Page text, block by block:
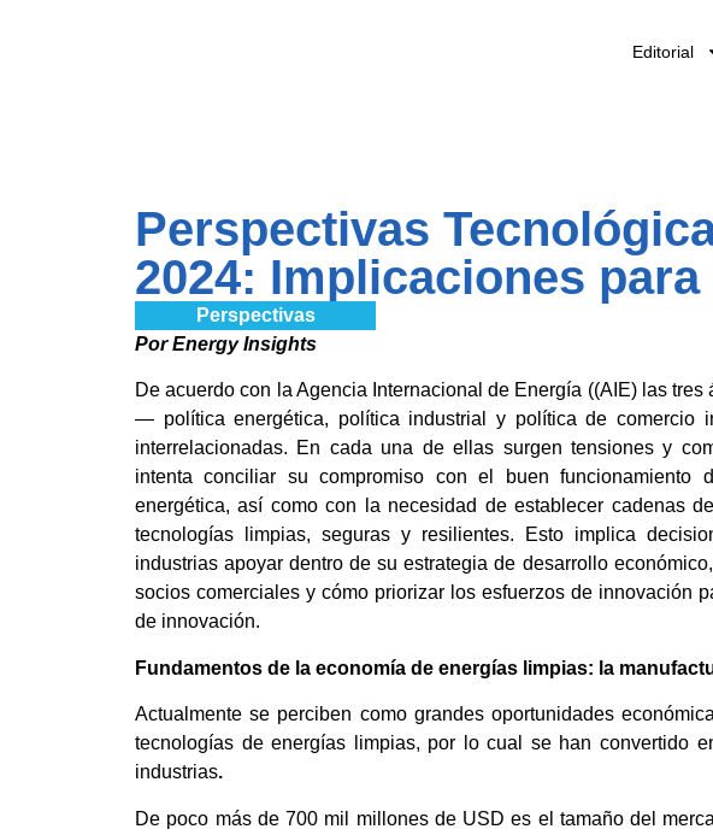
Editorial
Perspectivas
2024: Implicaciones para
Perspectivas
Por Energy Insights
De acuerdo con la Agencia Internacional de Energía ((AIE) las
— política energética, política industrial y política de comercio
interrelacionadas. En cada una de ellas surgen tensiones y
intenta conciliar su compromiso con el buen funcionamiento
energética, así como con la necesidad de establecer cadenas
tecnologías limpias, seguras y resilientes. Esto implica
industrias apoyar dentro de su estrategia de desarrollo
socios comerciales y cómo priorizar los esfuerzos de innovación
de innovación.
Fundamentos de la economía de energías limpias: la
Actualmente se perciben como grandes oportunidades
tecnologías de energías limpias, por lo cual se han convertido
industrias.
De poco más de 700 mil millones de USD es el tamaño del